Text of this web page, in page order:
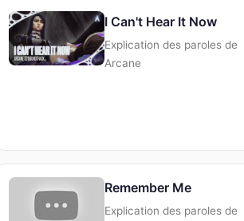
I Can't Hear It Now
Explication des paroles de
Arcane
Remember Me
Explication des paroles de